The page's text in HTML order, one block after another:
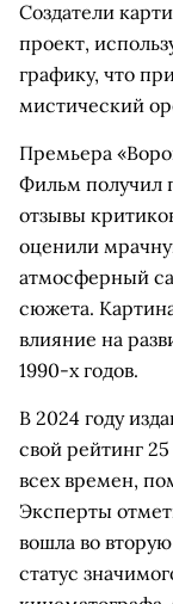
Создатели
проект,
графику, что
мистический
Премьера
Фильм получил
отзывы
оценили
атмосферный
сюжета.
влияние на
1990-х годов.
В 2024 году
свой рейтинг
всех времен,
Эксперты
вошла во
статус